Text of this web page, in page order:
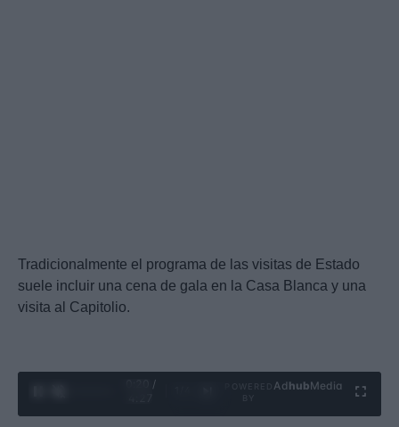
Tradicionalmente el programa de las visitas de Estado
suele incluir una cena de gala en la Casa Blanca y una
visita al Capitolio.
0:21 /
Ad hubMedia